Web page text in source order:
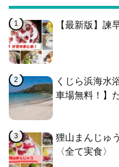
【最新版】諫
くじら浜海水
車場無料！】
狸山まんじゅ
〈全て実食〉